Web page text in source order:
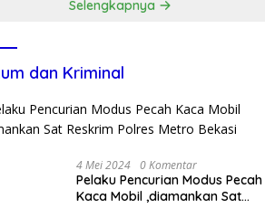
Selengkapnya
dan Kriminal
4 Mei 2024 0 Komentar
Pelaku Pencurian Modus Pecah
Kaca Mobil ,diamankan Sat